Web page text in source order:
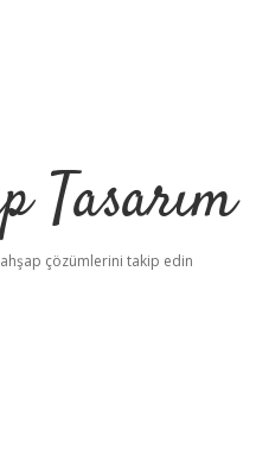
Tasarım
çözümlerini takip edin